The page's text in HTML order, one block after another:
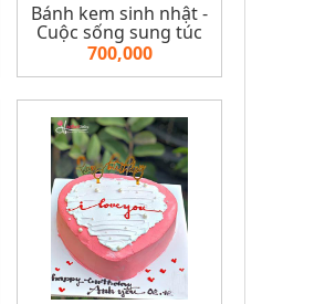
Bánh kem sinh nhật -
Cuộc sống sung túc
700,000